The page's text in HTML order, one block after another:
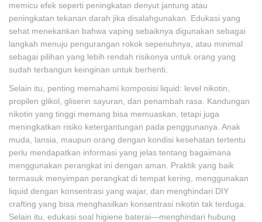
memicu efek seperti peningkatan denyut jantung atau
peningkatan tekanan darah jika disalahgunakan. Edukasi yang
sehat menekankan bahwa vaping sebaiknya digunakan sebagai
langkah menuju pengurangan rokok sepenuhnya, atau minimal
sebagai pilihan yang lebih rendah risikonya untuk orang yang
sudah terbangun keinginan untuk berhenti.
Selain itu, penting memahami komposisi liquid: level nikotin,
propilen glikol, gliserin sayuran, dan penambah rasa. Kandungan
nikotin yang tinggi memang bisa memuaskan, tetapi juga
meningkatkan risiko ketergantungan pada penggunanya. Anak
muda, lansia, maupun orang dengan kondisi kesehatan tertentu
perlu mendapatkan informasi yang jelas tentang bagaimana
menggunakan perangkat ini dengan aman. Praktik yang baik
termasuk menyimpan perangkat di tempat kering, menggunakan
liquid dengan konsentrasi yang wajar, dan menghindari DIY
crafting yang bisa menghasilkan konsentrasi nikotin tak terduga.
Selain itu, edukasi soal higiene baterai—menghindari hubung